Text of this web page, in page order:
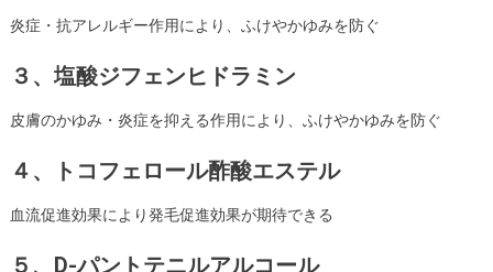
炎症・抗アレルギー作用により、ふけやかゆみを防ぐ
３、塩酸ジフェンヒドラミン
皮膚のかゆみ・炎症を抑える作用により、ふけやかゆみを防ぐ
４、トコフェロール酢酸エステル
血流促進効果により発毛促進効果が期待できる
５、D-パントテニルアルコール